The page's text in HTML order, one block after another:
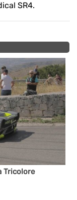
SR4.
Tricolore